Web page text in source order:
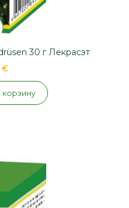
30 г Лекрасэт
€